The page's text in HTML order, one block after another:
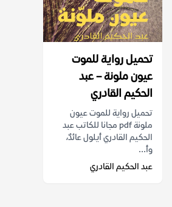
تحميل رواية للموت
عيون ملونة – عبد
الحكيم القادري
تحميل رواية للموت عيون
ملونة pdf مجانا للكاتب عبد
الحكيم القادري أيلول عائدٌ،
وأ...
عبد الحكيم القادري